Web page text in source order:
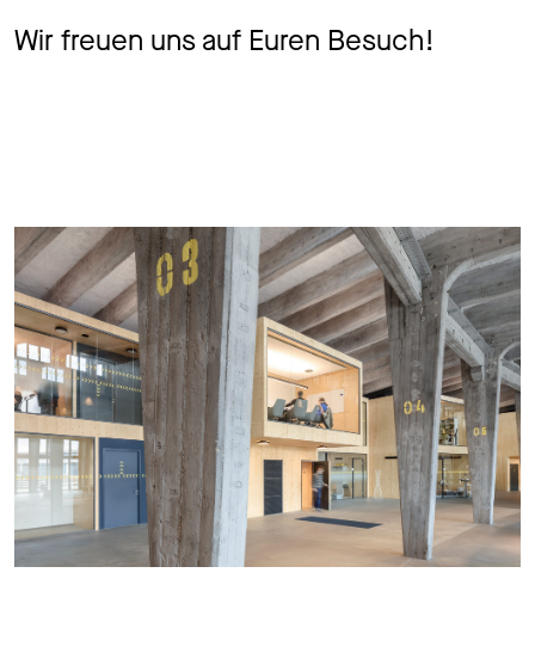
Wir freuen uns auf Euren Besuch!